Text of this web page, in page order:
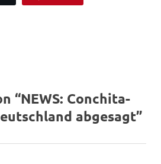
“NEWS: Conchita-
abgesagt”